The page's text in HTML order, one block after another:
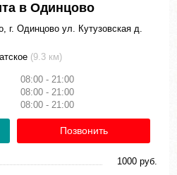
в Одинцово
г. Одинцово ул. Кутузовская д.
(9.3 км)
08:00 - 21:00
08:00 - 21:00
08:00 - 21:00
Позвонить
1000 руб.